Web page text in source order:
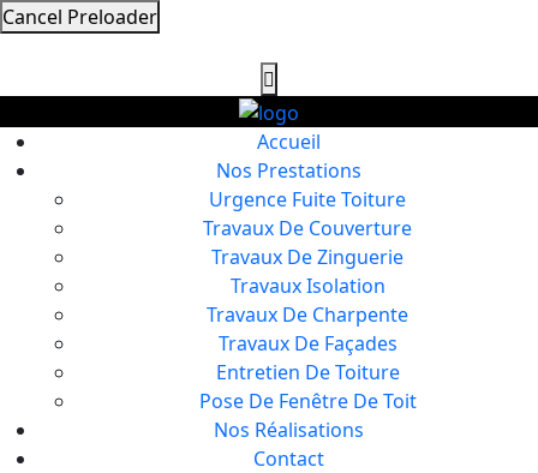
Cancel Preloader
Accueil
Nos Prestations
Urgence Fuite Toiture
Travaux De Couverture
Travaux De Zinguerie
Travaux Isolation
Travaux De Charpente
Travaux De Façades
Entretien De Toiture
Pose De Fenêtre De Toit
Nos Réalisations
Contact